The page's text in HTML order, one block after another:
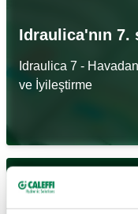
Idraulica'nın 7.
Idraulica 7 -
ve İyileştirme
17 Mart 2025